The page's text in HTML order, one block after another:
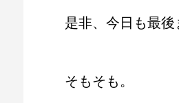
是非、今日も最後
そもそも。